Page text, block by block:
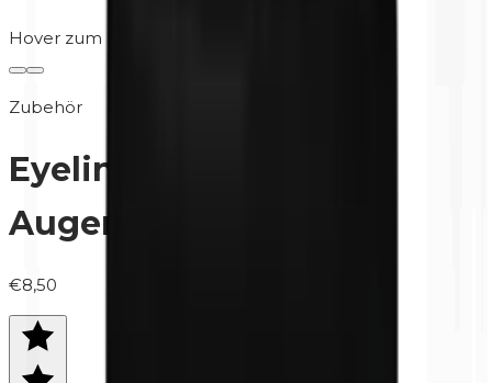
Hover zum Zoomen
Zubehör
Eyelinerpinsel |
Augenbrauenpinsel
€8,50